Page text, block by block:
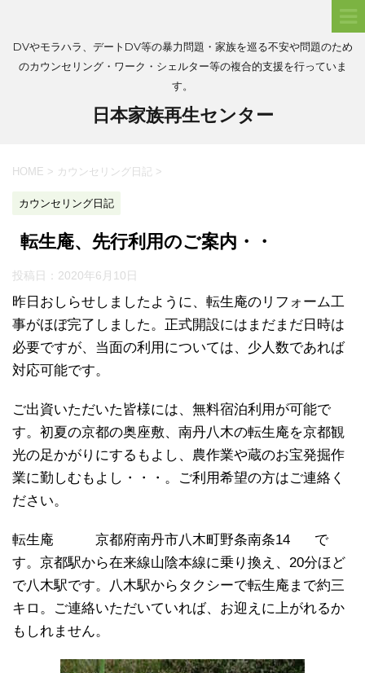
DVやモラハラ、デートDV等の暴力問題・家族を巡る不安や問題のため
のカウンセリング・ワーク・シェルター等の複合的支援を行っていま
す。
日本家族再生センター
HOME > カウンセリング日記 >
カウンセリング日記
転生庵、先行利用のご案内・・
投稿日： 2020年6月10日
昨日おしらせしましたように、転生庵のリフォーム工
事がほぼ完了しました。正式開設にはまだまだ日時は
必要ですが、当面の利用については、少人数であれば
対応可能です。
ご出資いただいた皆様には、無料宿泊利用が可能で
す。初夏の京都の奥座敷、南丹八木の転生庵を京都観
光の足かがりにするもよし、農作業や蔵のお宝発掘作
業に勤しむもよし・・・。ご利用希望の方はご連絡く
ださい。
転生庵 京都府南丹市八木町野条南条14 で
す。京都駅から在来線山陰本線に乗り換え、20分ほど
で八木駅です。八木駅からタクシーで転生庵まで約三
キロ。ご連絡いただいていれば、お迎えに上がれるか
もしれません。